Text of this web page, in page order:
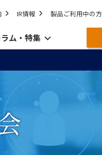
IR情報 製品ご利用中の方
ム・特集